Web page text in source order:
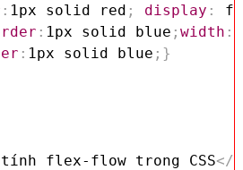
: 1px solid red ; display :
: 1px solid blue ; width :
: 1px solid blue ; }
tính flex-flow trong CSS</